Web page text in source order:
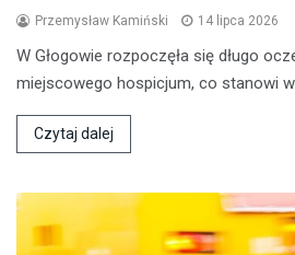
Przemysław Kamiński 14 lipca 2026
W Głogowie rozpoczęła się długo
miejscowego hospicjum, co stanowi
Czytaj dalej